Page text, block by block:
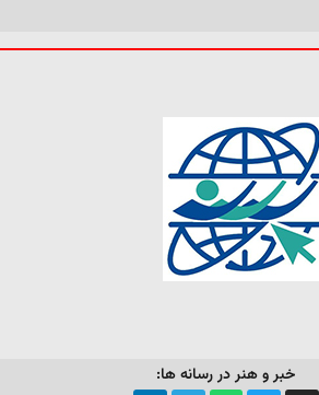
خبر و هنر در رسانه ها: